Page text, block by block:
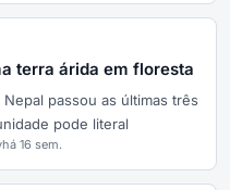
terra árida em floresta
passou as últimas três
pode literal
há 16 sem.